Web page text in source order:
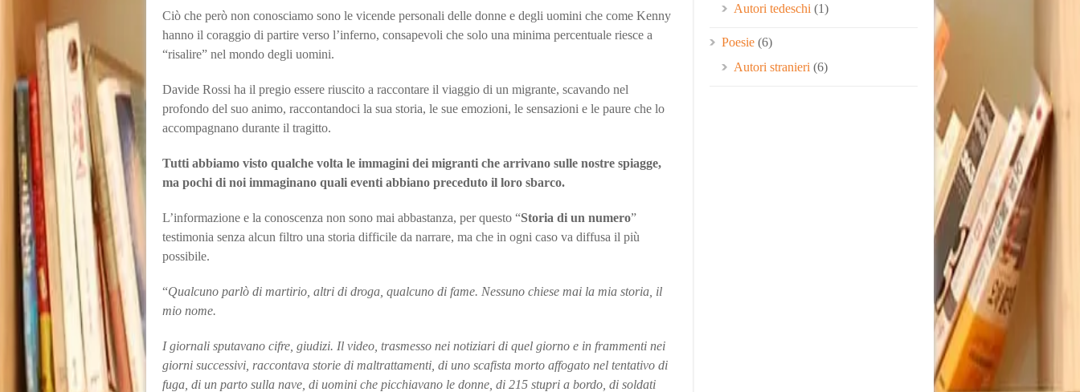
Ciò che però non conosciamo sono le vicende personali delle donne e degli uomini che come Kenny
hanno il coraggio di partire verso l’inferno, consapevoli che solo una minima percentuale riesce a
“risalire” nel mondo degli uomini.
Davide Rossi ha il pregio essere riuscito a raccontare il viaggio di un migrante, scavando nel
profondo del suo animo, raccontandoci la sua storia, le sue emozioni, le sensazioni e le paure che lo
accompagnano durante il tragitto.
Tutti abbiamo visto qualche volta le immagini dei migranti che arrivano sulle nostre spiagge,
ma pochi di noi immaginano quali eventi abbiano preceduto il loro sbarco.
L’informazione e la conoscenza non sono mai abbastanza, per questo “Storia di un numero”
testimonia senza alcun filtro una storia difficile da narrare, ma che in ogni caso va diffusa il più
possibile.
“Qualcuno parlò di martirio, altri di droga, qualcuno di fame. Nessuno chiese mai la mia storia, il
mio nome.
I giornali sputavano cifre, giudizi. Il video, trasmesso nei notiziari di quel giorno e in frammenti nei
giorni successivi, raccontava storie di maltrattamenti, di uno scafista morto affogato nel tentativo di
fuga, di un parto sulla nave, di uomini che picchiavano le donne, di 215 stupri a bordo, di soldati
Autori tedeschi (1)
Poesie (6)
Autori stranieri (6)